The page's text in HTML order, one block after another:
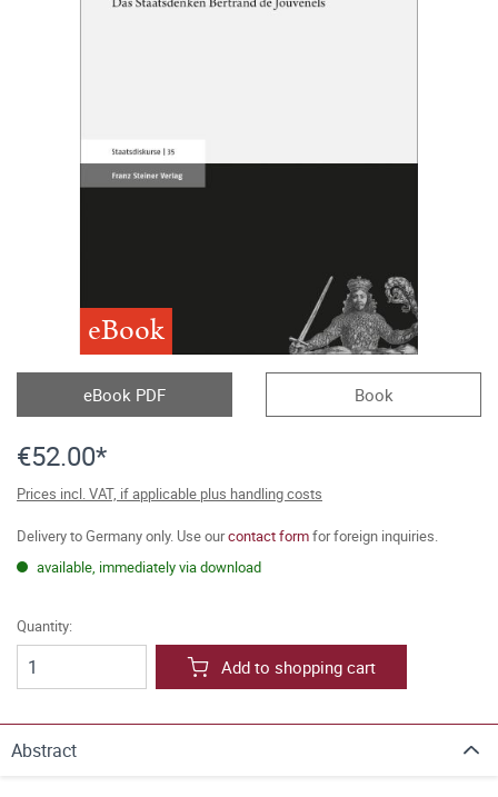
eBook
eBook PDF Book
€52.00*
Prices incl. VAT, if applicable plus handling costs
Delivery to Germany only. Use ourcontact formfor foreign inquiries.
available, immediately via download
Quantity:
Add to shopping cart
Abstract